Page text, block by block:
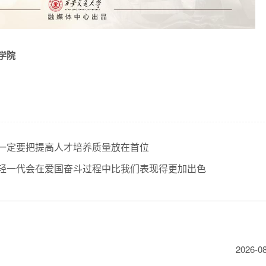
院
定要把提高人才培养质量放在首位
一代会在爱国奋斗过程中比我们表现得更加出色
2026-